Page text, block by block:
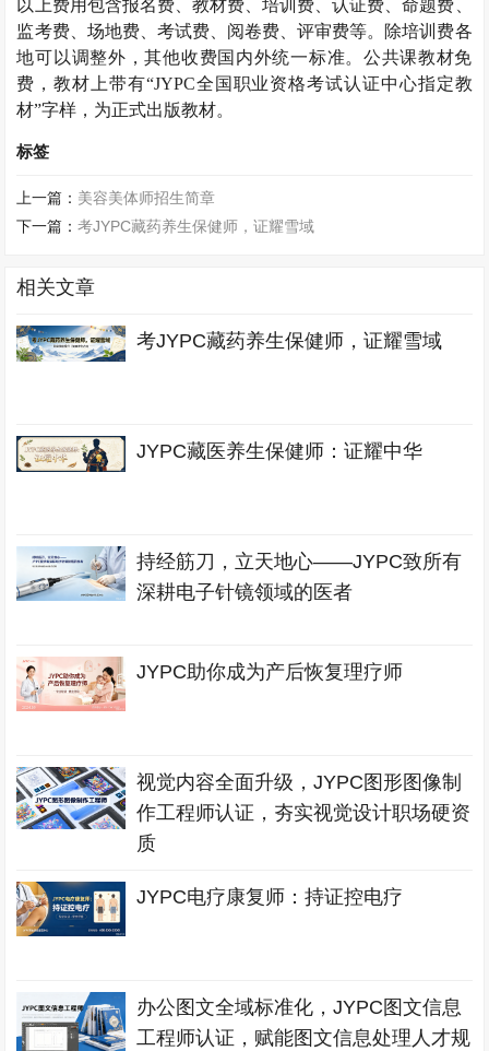
以上费用包含报名费、教材费、培训费、认证费、命题费、
监考费、场地费、考试费、阅卷费、评审费等。除培训费各
地可以调整外，其他收费国内外统一标准。公共课教材免
费，教材上带有“JYPC全国职业资格考试认证中心指定教
材”字样，为正式出版教材。
标签
上一篇： 美容美体师招生简章
下一篇：考JYPC藏药养生保健师，证耀雪域
相关文章
考JYPC藏药养生保健师，证耀雪域
JYPC藏医养生保健师：证耀中华
持经筋刀，立天地心——JYPC致所有
深耕电子针镜领域的医者
JYPC助你成为产后恢复理疗师
视觉内容全面升级，JYPC图形图像制
作工程师认证，夯实视觉设计职场硬资
质
JYPC电疗康复师：持证控电疗
办公图文全域标准化，JYPC图文信息
工程师认证，赋能图文信息处理人才规